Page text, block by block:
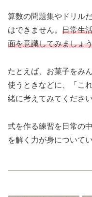
算数の問題集やドリル
はできません。 日常生
面を意識してみましょ
たとえば、お菓子をみ
使うときなどに、「こ
緒に考えてみてください
式を作る練習を日常の
を解く力が身について